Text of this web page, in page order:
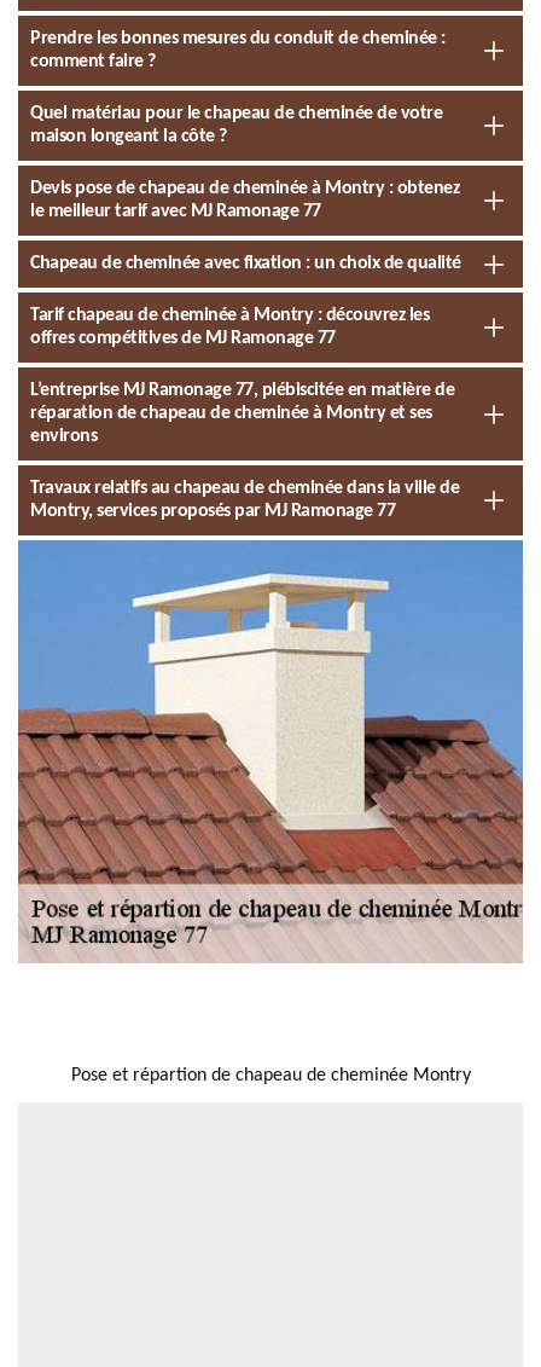
Prendre les bonnes mesures du conduit de cheminée :
comment faire ?
Quel matériau pour le chapeau de cheminée de votre
maison longeant la côte ?
Devis pose de chapeau de cheminée à Montry : obtenez
le meilleur tarif avec MJ Ramonage 77
Chapeau de cheminée avec fixation : un choix de qualité
Tarif chapeau de cheminée à Montry : découvrez les
offres compétitives de MJ Ramonage 77
L’entreprise MJ Ramonage 77, plébiscitée en matière de
réparation de chapeau de cheminée à Montry et ses
environs
Travaux relatifs au chapeau de cheminée dans la ville de
Montry, services proposés par MJ Ramonage 77
Pose et répartion de chapeau de cheminée Montry